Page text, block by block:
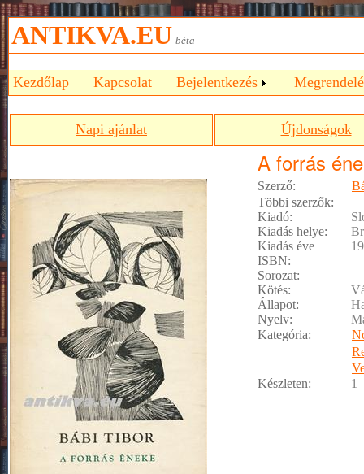
ANTIKVA.EU béta
Kezdőlap Kapcsolat Bejelentkezés
Napi ajánlat Újdonságok
A forrás
Szerző:
Többi szerzők:
Kiadó:
Kiadás helye:
Kiadás éve
ISBN:
Sorozat:
Kötés:
Állapot:
Nyelv:
Kategória:
Készleten:
1